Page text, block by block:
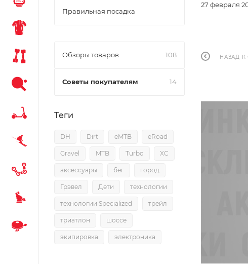
27 февраля
НАЗАД К
Правильная посадка
Обзоры товаров 108
Советы покупателям 14
Теги
DH Dirt eMTB eRoad
Gravel MTB Turbo XC
аксессуары бег город
Грэвел Дети технологии
технологии Specialized трейл
триатлон шоссе
экипировка электроника